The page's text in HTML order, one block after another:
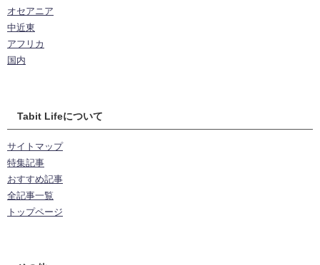
オセアニア
中近東
アフリカ
国内
Tabit Lifeについて
サイトマップ
特集記事
おすすめ記事
全記事一覧
トップページ